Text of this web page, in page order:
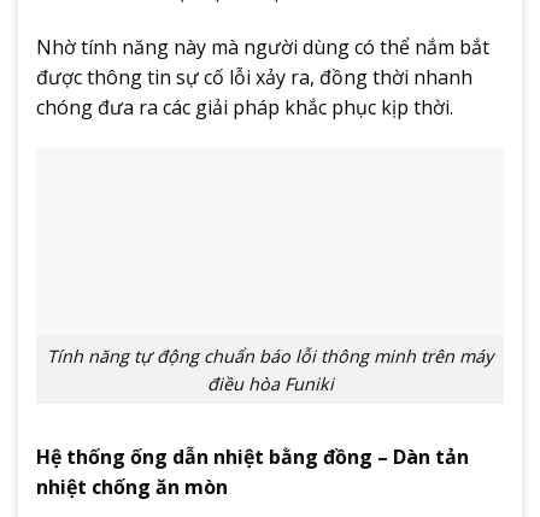
Nhờ tính năng này mà người dùng có thể nắm bắt
được thông tin sự cố lỗi xảy ra, đồng thời nhanh
chóng đưa ra các giải pháp khắc phục kịp thời.
Tính năng tự động chuẩn báo lỗi thông minh trên máy
điều hòa Funiki
Hệ thống ống dẫn nhiệt bằng đồng – Dàn tản
nhiệt chống ăn mòn